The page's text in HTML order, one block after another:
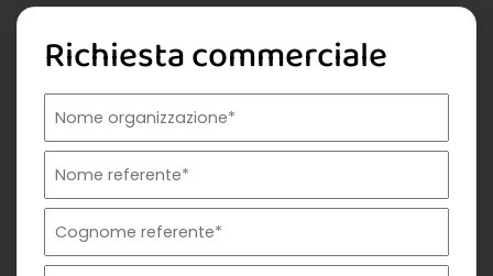
Richiesta commerciale
Nome organizzazione
Nome referente
Cognome referente
Tipologia di organizzazione
Prodotto di interesse
Indirizzo email istituzionale*
Telefono istituzionale
Messaggio